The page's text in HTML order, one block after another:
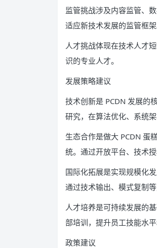
监管挑战涉及内容监管、
适应新技术发展的监管框架
人才挑战体现在技术人才
识的专业人才。
发展策略建议
技术创新是 PCDN 发展的
研究，在算法优化、系统
生态合作是做大 PCDN 蛋
统。通过开放平台、技术
国际化拓展是实现规模化
通过技术输出、模式复制
人才培养是可持续发展的
部培训，提升员工技能水平
政策建议